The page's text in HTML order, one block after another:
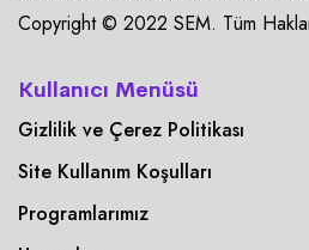
Copyright © 2022 SEM. Tüm
Kullanıcı Menüsü
Gizlilik ve Çerez Politikası
Site Kullanım Koşulları
Programlarımız